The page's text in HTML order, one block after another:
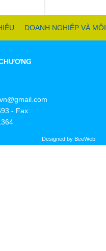
DOANH NGHIỆP VÀ
- Fax:
Designed by BeeWeb